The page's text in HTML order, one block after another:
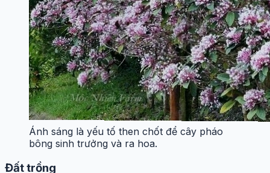
Ánh sáng là yếu tố then chốt để cây pháo
bông sinh trưởng và ra hoa.
Đất trồng